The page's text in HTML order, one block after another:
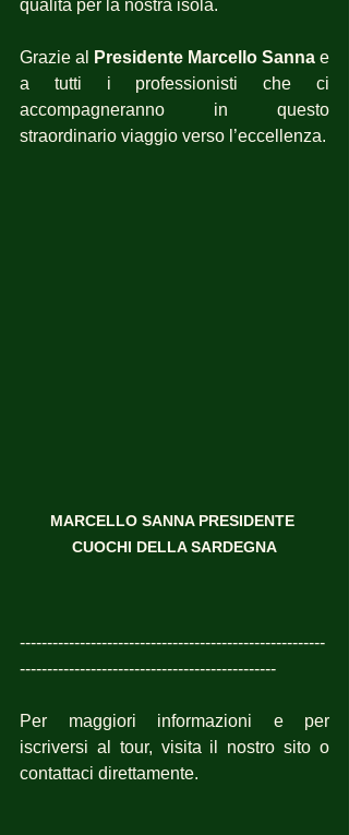
qualità per la nostra isola.
Grazie al Presidente Marcello Sanna e
a tutti i professionisti che ci
accompagneranno in questo
straordinario viaggio verso l’eccellenza.
MARCELLO SANNA PRESIDENTE
CUOCHI DELLA SARDEGNA
--------------------------------------------------------
-----------------------------------------------
Per maggiori informazioni e per
iscriversi al tour, visita il nostro sito o
contattaci direttamente.